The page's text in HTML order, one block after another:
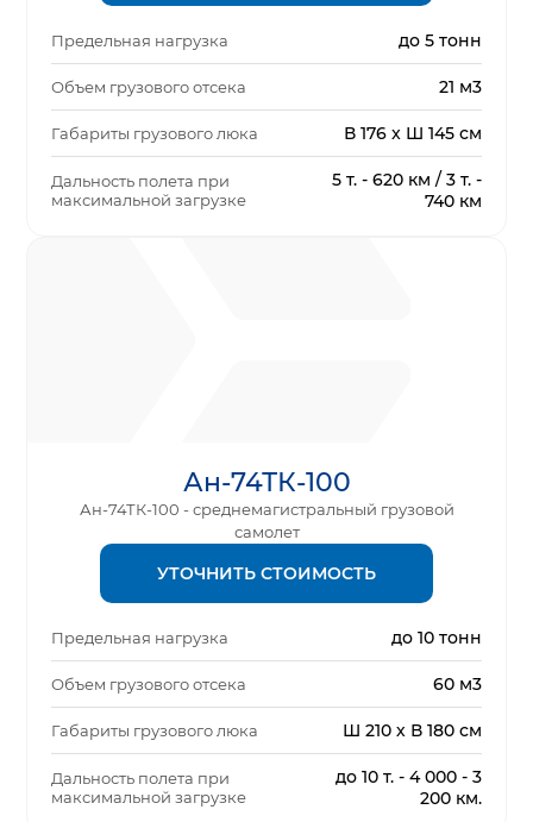
Предельная нагрузка до 5 тонн
Объем грузового отсека 21 м3
Габариты грузового люка В 176 x Ш 145 см
Дальность полета при
максимальной загрузке
5 т. - 620 км / 3 т. -
740 км
Ан-74ТК-100
Ан-74ТК-100 - среднемагистральный грузовой
самолет
УТОЧНИТЬ СТОИМОСТЬ
Предельная нагрузка до 10 тонн
Объем грузового отсека 60 м3
Габариты грузового люка Ш 210 х В 180 см
Дальность полета при
максимальной загрузке
до 10 т. - 4 000 - 3
200 км.